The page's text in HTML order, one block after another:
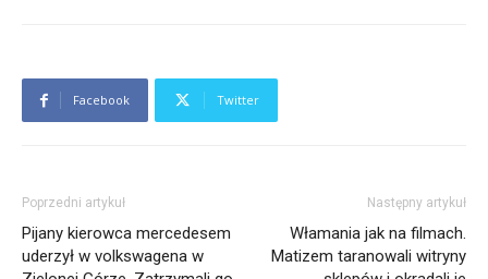
Facebook Twitter
Poprzedni artykuł
Pijany kierowca mercedesem
uderzył w volkswagena w
Następny artykuł
Włamania jak na filmach.
Matizem taranowali witryny